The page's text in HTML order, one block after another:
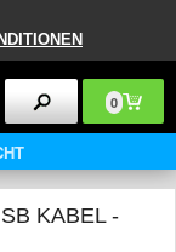
0
KABEL -